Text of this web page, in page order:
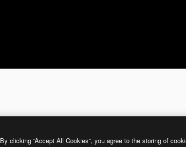
By clicking “Accept All Cookies”, you agree to the storing of